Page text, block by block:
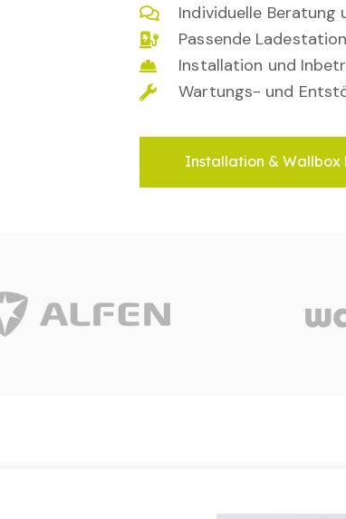
Individuelle Beratung
Passende Ladestation
Installation und
Wartungs- und
Installation & Wallbox